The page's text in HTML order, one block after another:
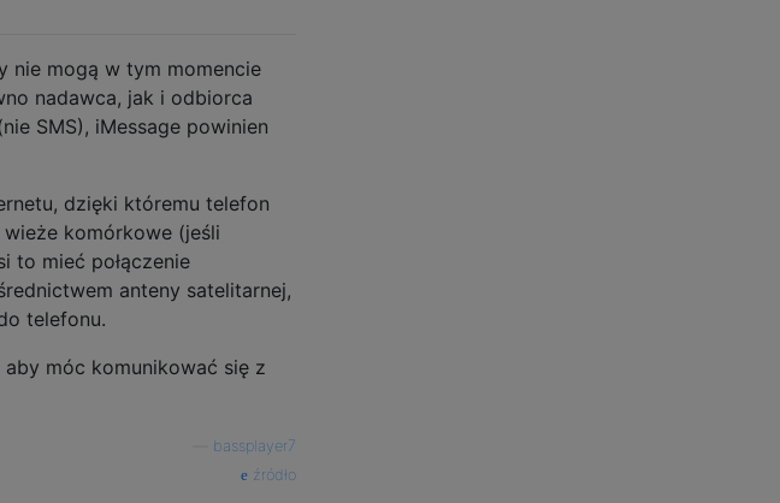
nie mogą w tym momencie
nadawca, jak i odbiorca
SMS), iMessage powinien
dzięki któremu telefon
komórkowe (jeśli
to mieć połączenie
anteny satelitarnej,
telefonu.
móc komunikować się z
bassplayer7
źródło